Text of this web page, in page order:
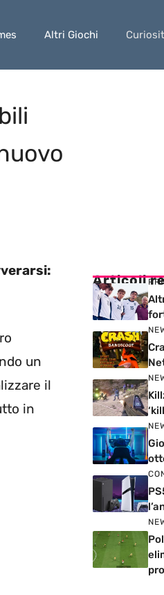
Altri Giochi
un
il
in
Articoli